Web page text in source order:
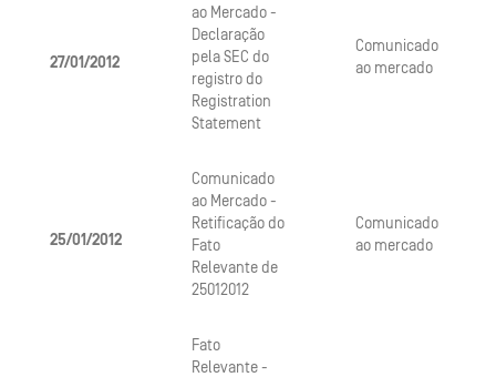
27/01/2012
ao Mercado -
Declaração
pela SEC do
registro do
Registration
Statement
Comunicado
ao mercado
25/01/2012
Comunicado
ao Mercado -
Retificação do
Fato
Relevante de
25012012
Comunicado
ao mercado
Fato
Relevante -